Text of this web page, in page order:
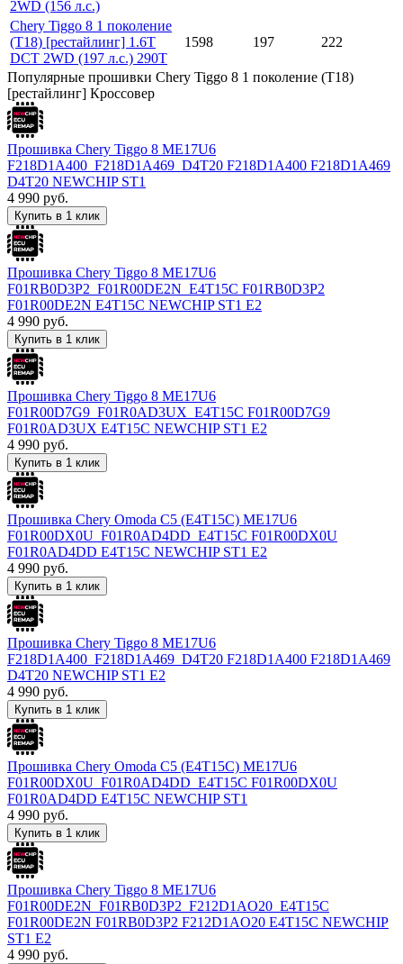
2WD (156 л.с.)
Chery Tiggo 8 1 поколение
(Т18) [рестайлинг] 1.6T
DCT 2WD (197 л.с.) 290T
1598 197 222
Популярные прошивки Chery Tiggo 8 1 поколение (Т18)
[рестайлинг] Кроссовер
Прошивка Chery Tiggo 8 ME17U6
F218D1A400_F218D1A469_D4T20 F218D1A400 F218D1A469
D4T20 NEWCHIP ST1
4 990 руб.
Купить в 1 клик
Прошивка Chery Tiggo 8 ME17U6
F01RB0D3P2_F01R00DE2N_E4T15C F01RB0D3P2
F01R00DE2N E4T15C NEWCHIP ST1 E2
4 990 руб.
Купить в 1 клик
Прошивка Chery Tiggo 8 ME17U6
F01R00D7G9_F01R0AD3UX_E4T15C F01R00D7G9
F01R0AD3UX E4T15C NEWCHIP ST1 E2
4 990 руб.
Купить в 1 клик
Прошивка Chery Omoda C5 (E4T15C) ME17U6
F01R00DX0U_F01R0AD4DD_E4T15C F01R00DX0U
F01R0AD4DD E4T15C NEWCHIP ST1 E2
4 990 руб.
Купить в 1 клик
Прошивка Chery Tiggo 8 ME17U6
F218D1A400_F218D1A469_D4T20 F218D1A400 F218D1A469
D4T20 NEWCHIP ST1 E2
4 990 руб.
Купить в 1 клик
Прошивка Chery Omoda C5 (E4T15C) ME17U6
F01R00DX0U_F01R0AD4DD_E4T15C F01R00DX0U
F01R0AD4DD E4T15C NEWCHIP ST1
4 990 руб.
Купить в 1 клик
Прошивка Chery Tiggo 8 ME17U6
F01R00DE2N_F01RB0D3P2_F212D1AO20_E4T15C
F01R00DE2N F01RB0D3P2 F212D1AO20 E4T15C NEWCHIP
ST1 E2
4 990 руб.